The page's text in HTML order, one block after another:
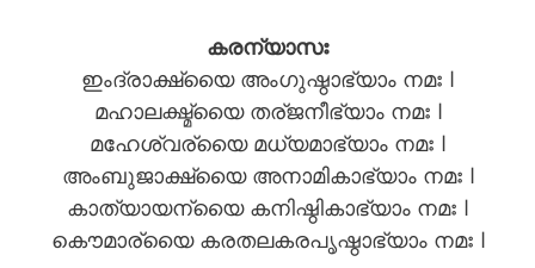
കരന്യാസഃ
ഇംദ്രാക്ഷ്യൈ അംഗുഷ്ഠാഭ്യാം നമഃ ।
മഹാലക്ഷ്മ്യൈ തര്ജനീഭ്യാം നമഃ ।
മഹേശ്വര്യൈ മധ്യമാഭ്യാം നമഃ ।
അംബുജാക്ഷ്യൈ അനാമികാഭ്യാം നമഃ ।
കാത്യായന്യൈ കനിഷ്ഠികാഭ്യാം നമഃ ।
കൌമാര്യൈ കരതലകരപൃഷ്ഠാഭ്യാം നമഃ ।